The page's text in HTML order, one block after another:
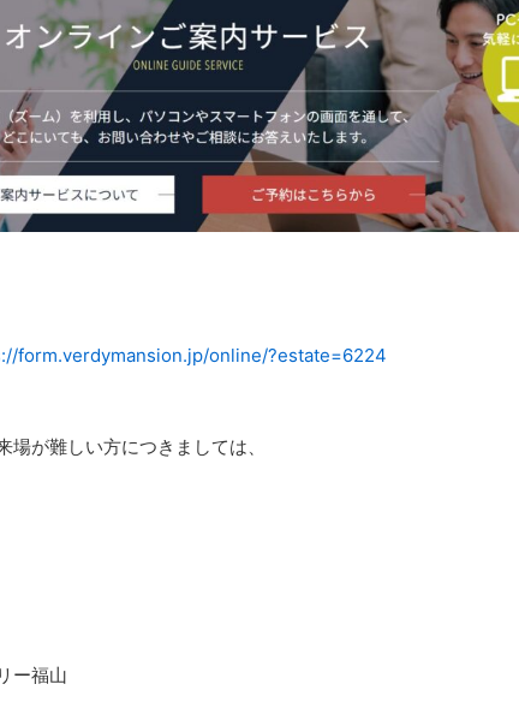
form.verdymansion.jp/online/?estate=6224
が難しい方につきましては、
ー福山